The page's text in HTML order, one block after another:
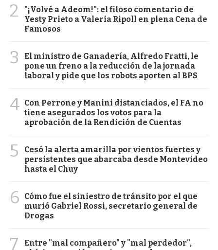
2
"¡Volvé a Adeom!": el filoso comentario de
Yesty Prieto a Valeria Ripoll en plena Cena de
Famosos
3
El ministro de Ganadería, Alfredo Fratti, le
pone un freno a la reducción de la jornada
laboral y pide que los robots aporten al BPS
4 Con Perrone y Manini distanciados, el FA no
tiene asegurados los votos para la
aprobación de la Rendición de Cuentas
5
Cesó la alerta amarilla por vientos fuertes y
persistentes que abarcaba desde Montevideo
hasta el Chuy
6
Cómo fue el siniestro de tránsito por el que
murió Gabriel Rossi, secretario general de
Drogas
7
Entre "mal compañero" y "mal perdedor",